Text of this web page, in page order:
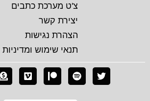
צ'ט מערכת כתבים
יצירת קשר
הצהרת נגישות
תנאי שימוש ומדיניות